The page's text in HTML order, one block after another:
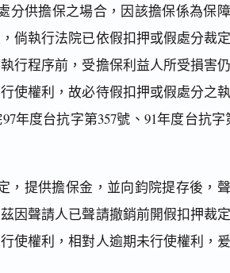
分供擔保之場合，因該擔保係為保
倘執行法院已依假扣押或假處分裁
行程序前，受擔保利益人所受損害
使權利，故必待假扣押或假處分之
年度台抗字第357號、91年度台抗字
，提供擔保金，並向鈞院提存後，
因聲請人已聲請撤銷前開假扣押裁
使權利，相對人逾期未行使權利，